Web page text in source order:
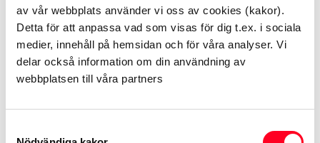
av vår webbplats använder vi oss av cookies (kakor).
Detta för att anpassa vad som visas för dig t.ex. i sociala
medier, innehåll på hemsidan och för våra analyser. Vi
delar också information om din användning av
webbplatsen till våra partners